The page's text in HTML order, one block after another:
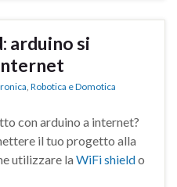
arduino si
, Robotica e Domotica
con arduino a internet?
il tuo progetto alla
utilizzare la WiFi shieldo